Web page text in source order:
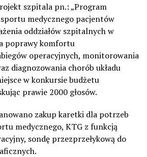
szpitala pn.: „Program
medycznego pacjentów
oddziałów szpitalnych w
poprawy komfortu
operacyjnych, monitorowania
diagnozowania chorób układu
w konkursie budżetu
prawie 2000 głosów.
zakup karetki dla potrzeb
medycznego, KTG z funkcją
sondę przezprzełykową do